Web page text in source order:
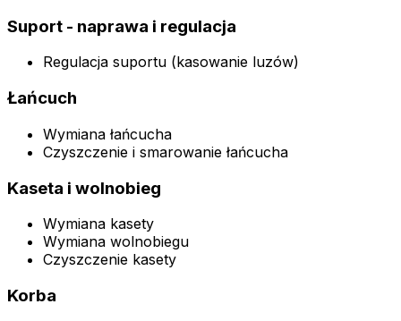
Suport - naprawa i regulacja
Regulacja suportu (kasowanie luzów)
Łańcuch
Wymiana łańcucha
Czyszczenie i smarowanie łańcucha
Kaseta i wolnobieg
Wymiana kasety
Wymiana wolnobiegu
Czyszczenie kasety
Korba